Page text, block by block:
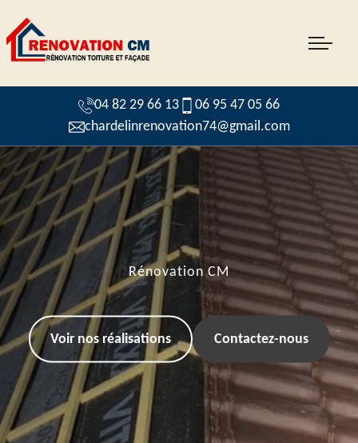
04 82 29 66 13
06 95 47 05 66
chardelinrenovation74@gmail.com
Rénovation CM
Voir nos réalisations Contactez-nous